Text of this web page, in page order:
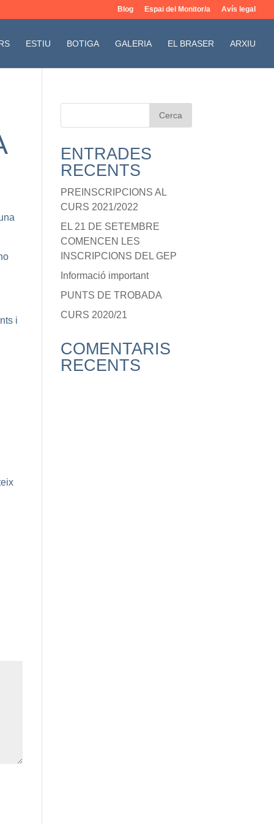
Blog Espai del Monitor/a Avís legal
ESTIU BOTIGA GALERIA EL BRASER ARXIU
i
ENTRADES
RECENTS
PREINSCRIPCIONS AL
CURS 2021/2022
EL 21 DE SETEMBRE
COMENCEN LES
INSCRIPCIONS DEL GEP
Informació important
PUNTS DE TROBADA
CURS 2020/21
COMENTARIS
RECENTS